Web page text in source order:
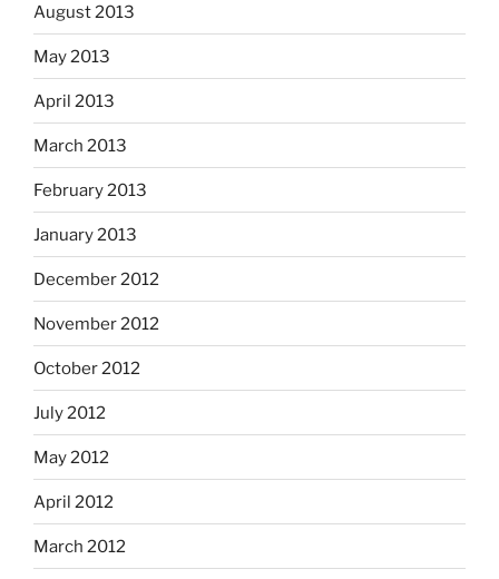
August 2013
May 2013
April 2013
March 2013
February 2013
January 2013
December 2012
November 2012
October 2012
July 2012
May 2012
April 2012
March 2012